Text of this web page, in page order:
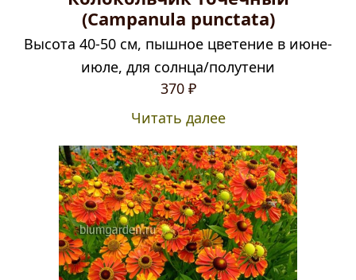
(Campanula punctata)
Высота 40-50 см, пышное цветение в июне-
июле, для солнца/полутени
370 ₽
Читать далее